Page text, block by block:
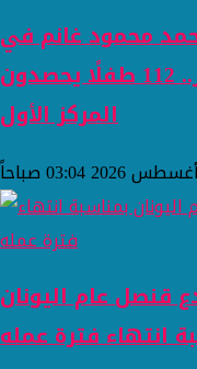
محمود غانم في
بطولة «دكتور ماث» بأبو قير.. 112 طفلًا يحصدون
المركز الأول
قنصل عام اليونان
انتهاء فترة عمله